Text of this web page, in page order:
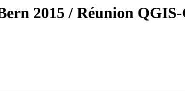
2015 / Réunion